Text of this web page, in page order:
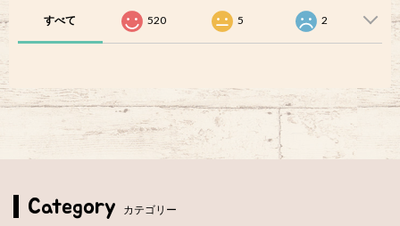
すべて 520 5 2
Category カテゴリー